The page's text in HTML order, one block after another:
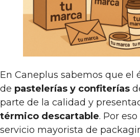
En Caneplus sabemos que el
de pastelerías y confiterías
parte de la calidad y
térmico descartable. Por
servicio mayorista de